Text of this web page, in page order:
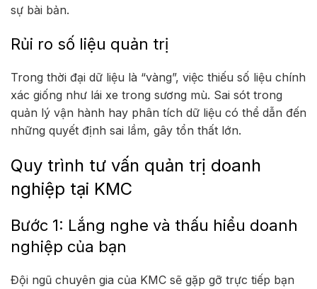
sự bài bản.
Rủi ro số liệu quản trị
Trong thời đại dữ liệu là “vàng”, việc thiếu số liệu chính
xác giống như lái xe trong sương mù. Sai sót trong
quản lý vận hành hay phân tích dữ liệu có thể dẫn đến
những quyết định sai lầm, gây tổn thất lớn.
Quy trình tư vấn quản trị doanh
nghiệp tại KMC
Bước 1: Lắng nghe và thấu hiểu doanh
nghiệp của bạn
Đội ngũ chuyên gia của KMC sẽ gặp gỡ trực tiếp bạn